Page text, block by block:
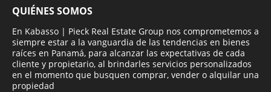
QUIÉNES SOMOS
En Kabasso | Pieck Real Estate Group nos comprometemos a
siempre estar a la vanguardia de las tendencias en bienes
raíces en Panamá, para alcanzar las expectativas de cada
cliente y propietario, al brindarles servicios personalizados
en el momento que busquen comprar, vender o alquilar una
propiedad